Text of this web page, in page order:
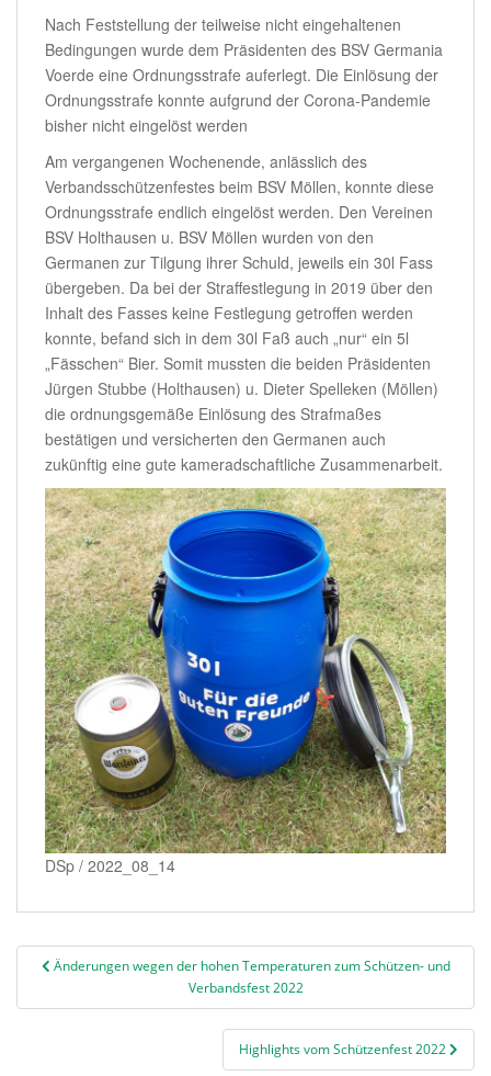
Nach Feststellung der teilweise nicht eingehaltenen
Bedingungen wurde dem Präsidenten des BSV Germania
Voerde eine Ordnungsstrafe auferlegt. Die Einlösung der
Ordnungsstrafe konnte aufgrund der Corona-Pandemie
bisher nicht eingelöst werden
Am vergangenen Wochenende, anlässlich des
Verbandsschützenfestes beim BSV Möllen, konnte diese
Ordnungsstrafe endlich eingelöst werden. Den Vereinen
BSV Holthausen u. BSV Möllen wurden von den
Germanen zur Tilgung ihrer Schuld, jeweils ein 30l Fass
übergeben. Da bei der Straffestlegung in 2019 über den
Inhalt des Fasses keine Festlegung getroffen werden
konnte, befand sich in dem 30l Faß auch „nur“ ein 5l
„Fässchen“ Bier. Somit mussten die beiden Präsidenten
Jürgen Stubbe (Holthausen) u. Dieter Spelleken (Möllen)
die ordnungsgemäße Einlösung des Strafmaßes
bestätigen und versicherten den Germanen auch
zukünftig eine gute kameradschaftliche Zusammenarbeit.
DSp / 2022_08_14
Beitragsnavigation
Änderungen wegen der hohen Temperaturen zum Schützen- und
Verbandsfest 2022
Highlights vom Schützenfest 2022